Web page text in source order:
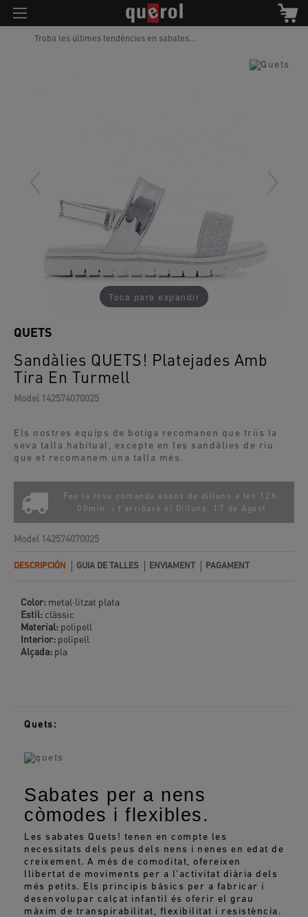
Troba les últimes tendències en sabates...
Toca para expandir
Sandàlies QUETS! Platejades Amb
Tira En Turmell
QUETS
Model 142574070025
Els nostres equips de botiga recomanen que triïs la
seva talla habitual, excepte en les sandàlies de riu
que et recomanem una talla més.
Fes la teva comanda abans de dilluns a les 12h.
00min. i t'arribarà el
Dilluns, 17 de Agost
Model 142574070025
DESCRIPCIÓN GUIA DE TALLES ENVIAMENT PAGAMENT
Color: metal·litzat plata
Estil: clàssic
Material: polipell
Interior: polipell
Alçada: pla
Quets:
Sabates per a nens
còmodes i flexibles.
Les sabates Quets! tenen en compte les
necessitats dels peus dels nens i nenes en edat de
creixement. A més de comoditat, ofereixen
llibertat de moviments per a l'activitat diària dels
més petits. Els principis bàsics per a fabricar i
desenvolupar calçat infantil és oferir el grau
màxim de transpirabilitat, flexibilitat i resistència.